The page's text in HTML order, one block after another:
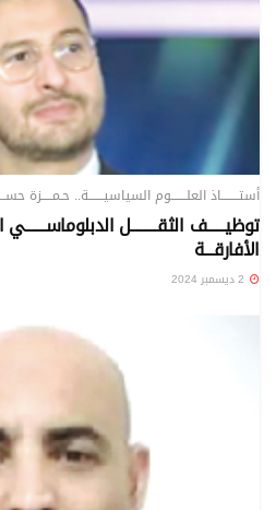
أستــــــــاذ العلـــــــوم السياسيـــــــة.. حـمـــــزة
توظيــــــف الثقـــــــــل
الأفارقـــة